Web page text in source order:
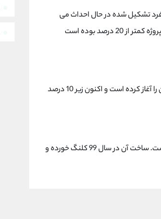
تشکیل شده در حال احداث می
بوده است
از پروژه های مهم شرکت محسوب می‌شود که شرکت در سال 98 ساخت آن را آغاز کرده است و اکنون زیر 10 درصد
از دیگر پروژه های حائز اهمیت شرکت است که در شهر شیراز واقع شده است. ساخت آن در سال 99 کلنگ خورده و